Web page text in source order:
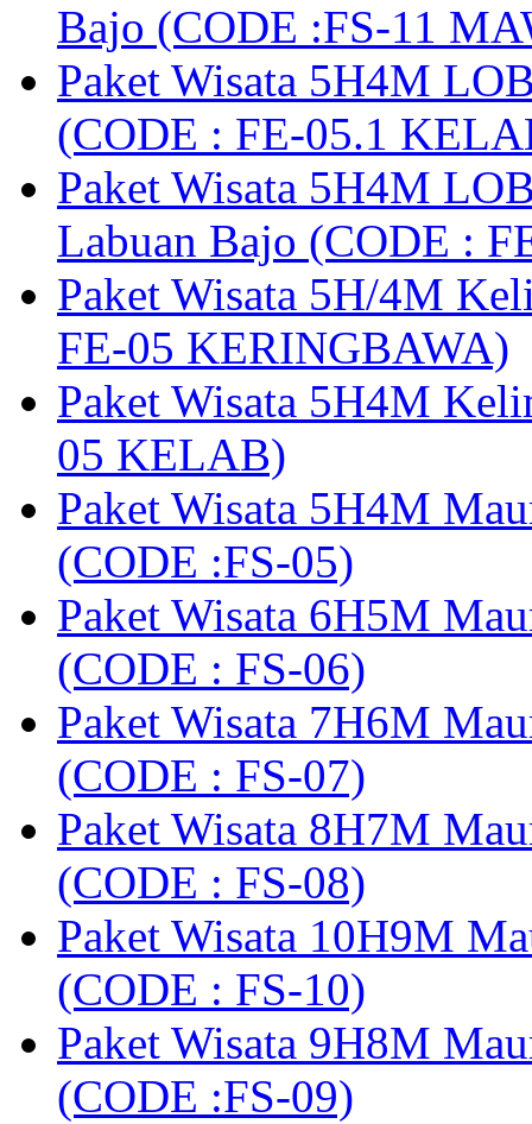
Bajo (CODE :FS-11
Paket Wisata 5H4M
(CODE : FE-05.1
Paket Wisata 5H4M
Labuan Bajo (CODE :
Paket Wisata 5H/4M
FE-05 KERINGBAWA)
Paket Wisata 5H4M
05 KELAB)
Paket Wisata 5H4M
(CODE :FS-05)
Paket Wisata 6H5M
(CODE : FS-06)
Paket Wisata 7H6M
(CODE : FS-07)
Paket Wisata 8H7M
(CODE : FS-08)
Paket Wisata 10H9M
(CODE : FS-10)
Paket Wisata 9H8M
(CODE :FS-09)